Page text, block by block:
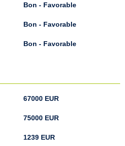
Bon - Favorable
Bon - Favorable
Bon - Favorable
67000 EUR
75000 EUR
1239 EUR